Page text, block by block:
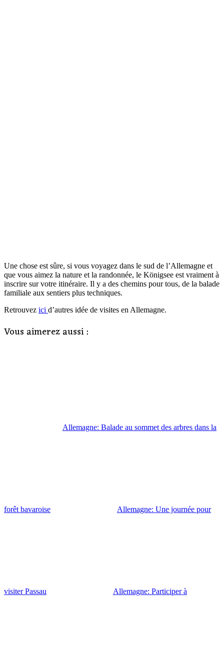
Une chose est sûre, si vous voyagez dans le sud de l’Allemagne et
que vous aimez la nature et la randonnée, le Königsee est vraiment à
inscrire sur votre itinéraire. Il y a des chemins pour tous, de la balade
familiale aux sentiers plus techniques.
Retrouvez ici d’autres idée de visites en Allemagne.
Vous aimerez aussi :
Allemagne: Balade au sommet des arbres dans la
forêt bavaroise Allemagne: Une journée pour
visiter Passau Allemagne: Participer à